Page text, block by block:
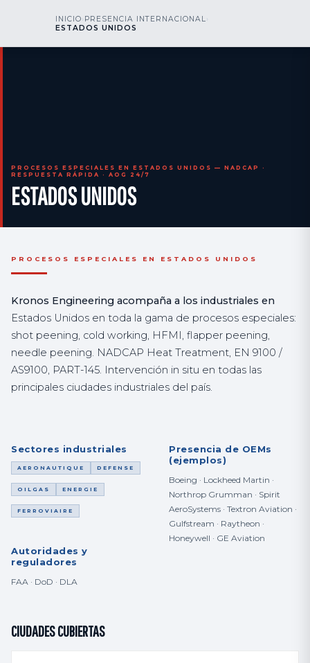
nos
engineering
LLÁMENOS AOG 24/7
PROCESOS ESPECIALES EN ESTADOS UNIDOS — NADCAP ·
RESPUESTA RÁPIDA · AOG 24/7
ESTADOS UNIDOS
INICIO PRESENCIA INTERNACIONAL
ESTADOS UNIDOS
PROCESOS ESPECIALES EN ESTADOS UNIDOS
Kronos Engineering acompaña a los industriales en
Estados Unidos en toda la gama de procesos especiales:
shot peening, cold working, HFMI, flapper peening,
needle peening. NADCAP Heat Treatment, EN 9100 /
AS9100, PART-145. Intervención in situ en todas las
principales ciudades industriales del país.
Sectores industriales
AERONAUTIQUE DEFENSE
OILGAS ENERGIE
FERROVIAIRE
Autoridades y
reguladores
FAA · DoD · DLA
Presencia de OEMs
(ejemplos)
Boeing · Lockheed Martin ·
Northrop Grumman · Spirit
AeroSystems · Textron Aviation ·
Gulfstream · Raytheon ·
Honeywell · GE Aviation
CIUDADES CUBIERTAS